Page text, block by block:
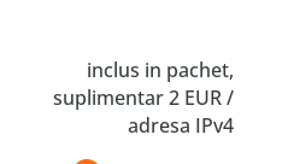
inclus in pachet,
suplimentar 2 EUR /
adresa IPv4